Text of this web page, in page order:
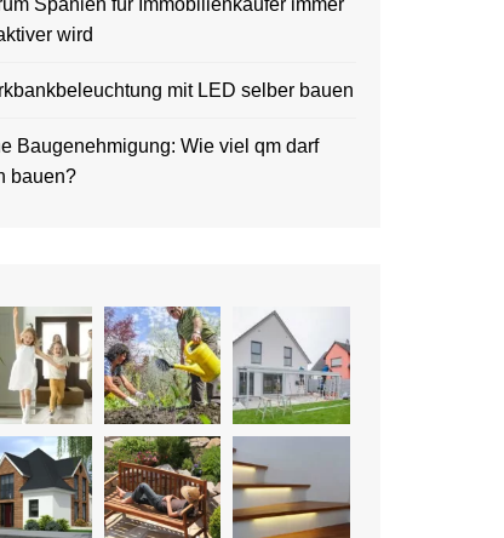
Spanien für Immobilienkäufer immer
wird
mit LED selber bauen
Baugenehmigung: Wie viel qm darf
bauen?